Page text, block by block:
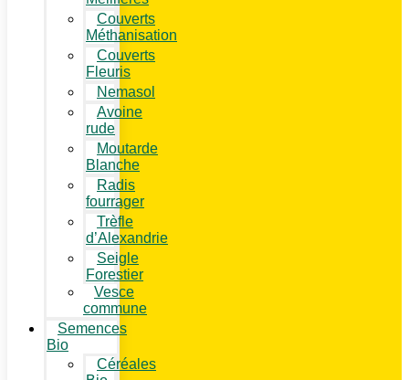
Couverts
Méthanisation
Couverts
Fleuris
Nemasol
Avoine
rude
Moutarde
Blanche
Radis
fourrager
Trèfle
d’Alexandrie
Seigle
Forestier
Vesce
commune
Semences
Bio
Céréales